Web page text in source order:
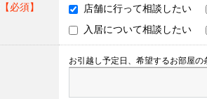
【必須】 店舗に行って相談したい
入居について相談したい
お引越し予定日、希望するお部屋